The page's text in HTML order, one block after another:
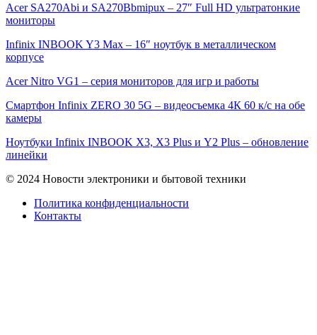
Acer SA270Abi и SA270Bbmipux – 27″ Full HD ультратонкие
мониторы
Infinix INBOOK Y3 Max – 16″ ноутбук в металлическом
корпусе
Acer Nitro VG1 – серия мониторов для игр и работы
Смартфон Infinix ZERO 30 5G – видеосъемка 4К 60 к/с на обе
камеры
Ноутбуки Infinix INBOOK X3, X3 Plus и Y2 Plus – обновление
линейки
© 2024 Новости электроники и бытовой техники
Политика конфиденциальности
Контакты